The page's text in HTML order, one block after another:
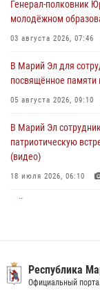
В детском
Марий Эл прошла
Сотрудники Центра
Управления
04 августа 2026, 06:46
Генерал-полковник
молодёжном
03 августа 2026, 07:46
В Марий Эл для
посвящённое памяти
05 августа 2026, 09:10
В Марий Эл
патриотическую
(видео)
18 июля 2026, 06:10
В Марий Эл
донорской акции
Республика
Официальный